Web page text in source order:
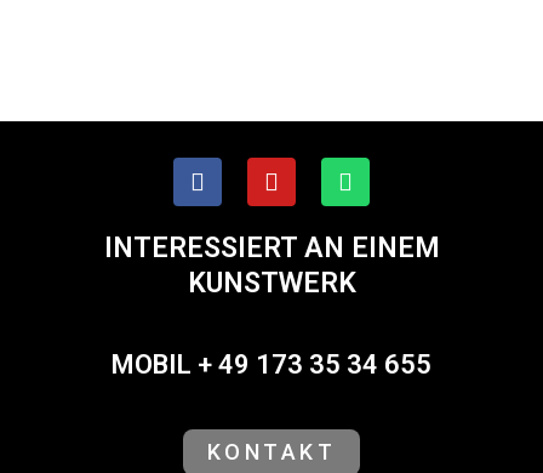
INTERESSIERT AN EINEM
KUNSTWERK
MOBIL + 49 173 35 34 655
KONTAKT